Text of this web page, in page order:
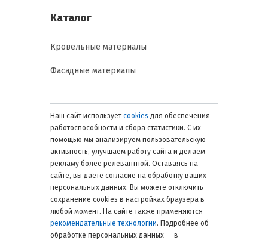
Каталог
Кровельные материалы
Фасадные материалы
Наш сайт использует cookies для обеспечения
работоспособности и сбора статистики. С их
помощью мы анализируем пользовательскую
активность, улучшаем работу сайта и делаем
рекламу более релевантной. Оставаясь на
сайте, вы даете согласие на обработку ваших
персональных данных. Вы можете отключить
сохранение cookies в настройках браузера в
любой момент. На сайте также применяются
рекомендательные технологии. Подробнее об
обработке персональных данных — в